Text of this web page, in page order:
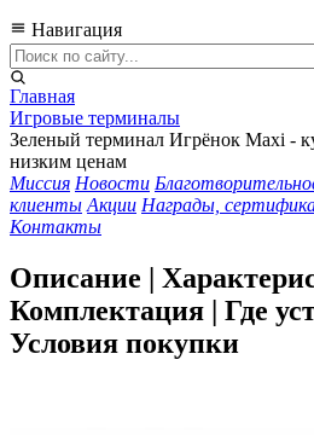
Навигация
Главная
Игровые терминалы
Зеленый терминал Игрёнок Maxi -
низким ценам
Миссия Новости
клиенты Акции Награды,
Контакты
Описание |
Комплектация | Где
Условия покупки